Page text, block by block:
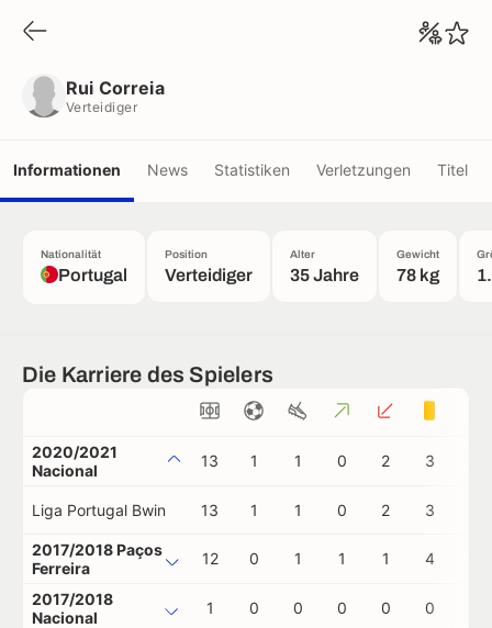
Rui Correia
Verteidiger
Informationen News Statistiken Verletzungen Titel
Nationalität
Portugal
Position
Verteidiger
Alter
35 Jahre
Gewicht
78 kg
Die Karriere des Spielers
2020/2021
Nacional
13 1 1 0 2 3
Liga Portugal Bwin 13 1 1 0 2 3
2017/2018 Paços
Ferreira
12 0 1 1 1 4
2017/2018
Nacional
1 0 0 0 0 0